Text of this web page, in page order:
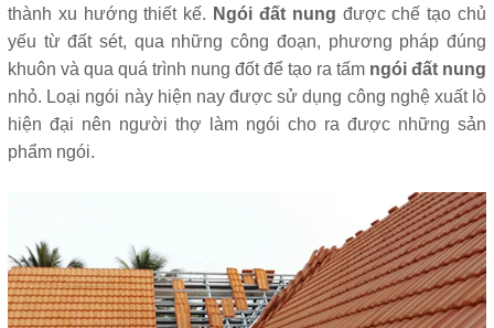
thành xu hướng thiết kế. Ngói đất nung được chế tạo chủ
yếu từ đất sét, qua những công đoạn, phương pháp đúng
khuôn và qua quá trình nung đốt để tạo ra tấm ngói đất nung
nhỏ. Loại ngói này hiện nay được sử dụng công nghệ xuất lò
hiện đại nên người thợ làm ngói cho ra được những sản
phẩm ngói.